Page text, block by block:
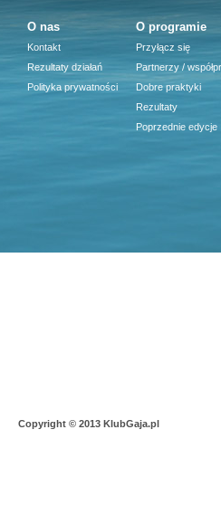
O nas
Kontakt
Rezultaty działań
Polityka prywatności
O programie
Przyłącz się
Partnerzy /
Dobre praktyki
Rezultaty
Poprzednie edycje
Copyright © 2013 KlubGaja.pl